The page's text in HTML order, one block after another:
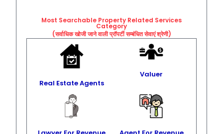
Most Searchable Property Related Services
Category
(सर्वाधिक खोजी जाने वाली प्रॉपर्टी सम्बंधित सेवाएं श्रेणी)
Real Estate Agents
Valuer